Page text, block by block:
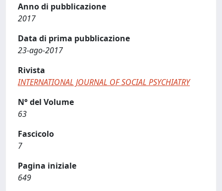
Anno di pubblicazione
2017
Data di prima pubblicazione
23-ago-2017
Rivista
INTERNATIONAL JOURNAL OF SOCIAL PSYCHIATRY
N° del Volume
63
Fascicolo
7
Pagina iniziale
649